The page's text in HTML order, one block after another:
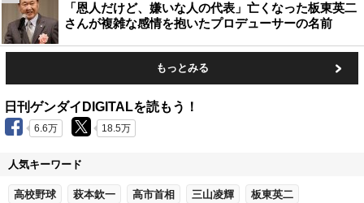
「恩人だけど、嫌いな人の代表」亡くなった板東英二
さんが複雑な感情を抱いたプロデューサーの名前
もっとみる
日刊ゲンダイDIGITALを読もう！
6.6万 18.5万
人気キーワード
高校野球 萩本欽一 高市首相 三山凌輝 板東英二